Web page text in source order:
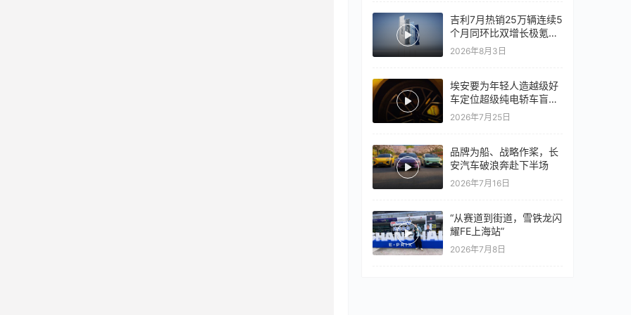
吉利7月热销25万辆连续5
个月同环比双增长极氪销
量同比翻倍，出口再破10
2026年8月3日
埃安要为年轻人造越级好
车定位超级纯电轿车盲猜
18万以上
2026年7月25日
品牌为船、战略作桨，长
安汽车破浪奔赴下半场
2026年7月16日
“从赛道到街道，雪铁龙闪
耀FE上海站”
2026年7月8日